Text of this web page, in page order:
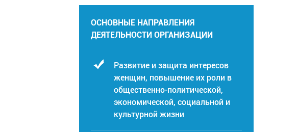
ОСНОВНЫЕ НАПРАВЛЕНИЯ
ДЕЯТЕЛЬНОСТИ ОРГАНИЗАЦИИ
Развитие и защита интересов
женщин, повышение их роли в
общественно-политической,
экономической, социальной и
культурной жизни